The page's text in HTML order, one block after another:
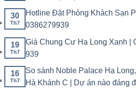
30
Th7
Hotline Đặt Phòng Khách Sạn
0386279939
19
Th7
Giá Chung Cư Hạ Long Xanh |
939
16
Th7
So sánh Noble Palace Hạ
Hà Khánh C | Dự án nào đáng